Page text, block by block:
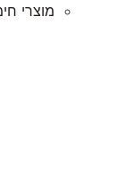
מוצרי